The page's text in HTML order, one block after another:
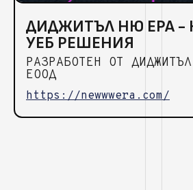
ДИДЖИТЪЛ НЮ ЕРА -
УЕБ РЕШЕНИЯ
РАЗРАБОТЕН ОТ
ЕООД
https://newwwera.com/